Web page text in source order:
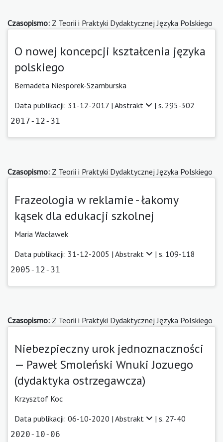
Czasopismo: Z Teorii i Praktyki Dydaktycznej Języka Polskiego
O nowej koncepcji kształcenia języka
polskiego
Bernadeta Niesporek-Szamburska
Data publikacji: 31-12-2017 | Abstrakt | s. 295-302
2017-12-31
Czasopismo: Z Teorii i Praktyki Dydaktycznej Języka Polskiego
Frazeologia w reklamie - łakomy
kąsek dla edukacji szkolnej
Maria Wacławek
Data publikacji: 31-12-2005 | Abstrakt | s. 109-118
2005-12-31
Czasopismo: Z Teorii i Praktyki Dydaktycznej Języka Polskiego
Niebezpieczny urok jednoznaczności
— Paweł Smoleński Wnuki Jozuego
(dydaktyka ostrzegawcza)
Krzysztof Koc
Data publikacji: 06-10-2020 | Abstrakt | s. 27-40
2020-10-06